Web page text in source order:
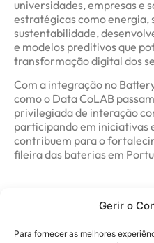
Gerir o
Para fornecer as melhores
universidades, empresas e
estratégicas como energia,
sustentabilidade,
e modelos preditivos que
transformação digital dos
Com a integração no
como o Data CoLAB
privilegiada de interação
participando em iniciativas
contribuem para o
fileira das baterias em